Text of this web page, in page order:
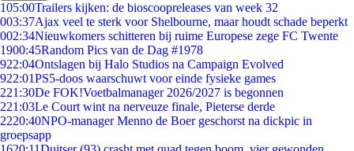
105:00Trailers kijken: de bioscoopreleases van week 32
003:37Ajax veel te sterk voor Shelbourne, maar houdt schade beperkt
002:34Nieuwkomers schitteren bij ruime Europese zege FC Twente
1900:45Random Pics van de Dag #1978
922:04Ontslagen bij Halo Studios na Campaign Evolved
922:01PS5-doos waarschuwt voor einde fysieke games
221:30De FOK!Voetbalmanager 2026/2027 is begonnen
221:03Le Court wint na nerveuze finale, Pieterse derde
2220:40NPO-manager Menno de Boer geschorst na dickpic in
groepsapp